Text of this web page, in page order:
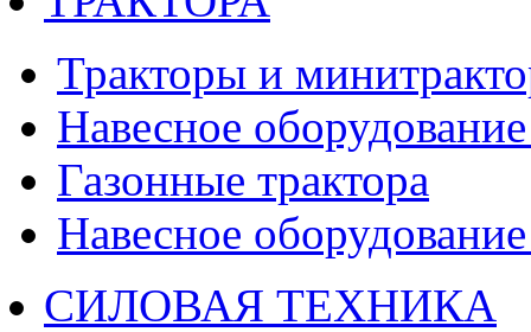
Тракторы и
Навесное
Газонные трактора
Навесное
СИЛОВАЯ ТЕХНИКА